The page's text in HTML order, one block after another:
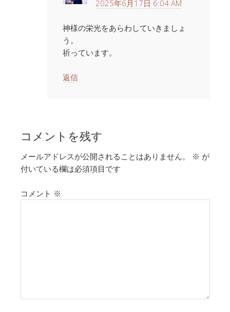
2025年6月17日 6:04 AM
神様の栄光をあらわしていきましょ
う。
祈っています。
返信
コメントを残す
メールアドレスが公開されることはありません。 ※ が
付いている欄は必須項目です
コメント ※